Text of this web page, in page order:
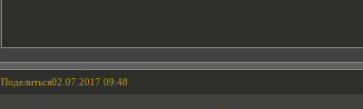
Поделиться02.07.2017 09:48